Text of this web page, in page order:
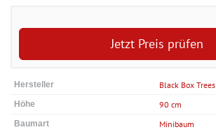
Jetzt Preis prüfen
Hersteller Black Box Trees
Höhe 90 cm
Baumart Minibaum